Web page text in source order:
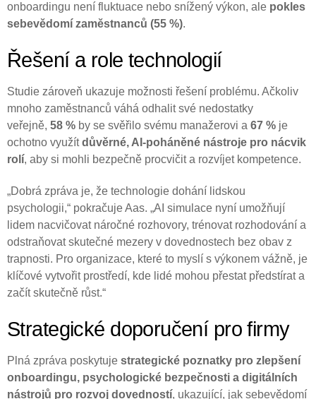
onboardingu není fluktuace nebo snížený výkon, ale pokles
sebevědomí zaměstnanců (55 %).
Řešení a role technologií
Studie zároveň ukazuje možnosti řešení problému. Ačkoliv
mnoho zaměstnanců váhá odhalit své nedostatky
veřejně, 58 % by se svěřilo svému manažerovi a 67 % je
ochotno využítdůvěrné, AI-poháněné nástroje pro nácvik
rolí, aby si mohli bezpečně procvičit a rozvíjet kompetence.
„Dobrá zpráva je, že technologie dohání lidskou
psychologii,“ pokračuje Aas. „AI simulace nyní umožňují
lidem nacvičovat náročné rozhovory, trénovat rozhodování a
odstraňovat skutečné mezery v dovednostech bez obav z
trapnosti. Pro organizace, které to myslí s výkonem vážně, je
klíčové vytvořit prostředí, kde lidé mohou přestat předstírat a
začít skutečně růst.“
Strategické doporučení pro firmy
Plná zpráva poskytuje strategické poznatky pro zlepšení
onboardingu, psychologické bezpečnosti a digitálních
nástrojů pro rozvoj dovedností, ukazující, jak sebevědomí